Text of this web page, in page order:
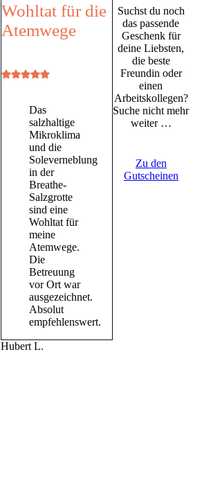
Wohltat für die
Atemwege
Das
salzhaltige
Mikroklima
und die
Soleverneblung
in der
Breathe-
Salzgrotte
sind eine
Wohltat für
meine
Atemwege.
Die
Betreuung
vor Ort war
ausgezeichnet.
Absolut
empfehlenswert.
Hubert L.
Suchst du noch
das passende
Geschenk für
deine Liebsten,
die beste
Freundin oder
einen
Arbeitskollegen?
Suche nicht mehr
weiter …
Zu den
Gutscheinen